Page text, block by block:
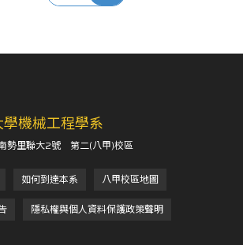
機械工程學系
勢里聯大2號 第二(八甲)校區
如何到達本系
八甲校區地圖
隱私權與個人資料保護政策聲明